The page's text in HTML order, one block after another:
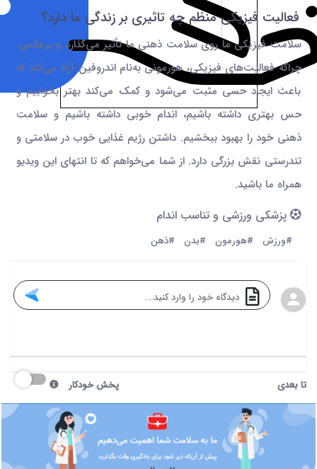
فعالیت فیزیکی منظم چه تاثیری بر زندگی ما دارد؟
سلامت فیزیکی‌ ما روی سلامت ذهنی‌ ما تأثیر می‌گذارد و برعکس.
چراکه فعالیت‌های فیزیکی، هورمونی به‌نام اندروفین‌ آزاد می‌کند که
باعث ایجاد حسی مثبت می‌شود و کمک می‌کند بهتر بخوابیم و
حس بهتری داشته باشیم، اندام خوبی داشته باشیم و سلامت
ذهنی خود را بهبود ببخشیم. داشتن رژیم غذایی خوب در سلامتی و
تندرستی نقش بزرگی دارد. از شما می‌خواهم که تا انتهای این ویدیو
همراه ما باشید.
پزشکی ورزشی و تناسب اندام
#ورزش #هورمون #بدن #ذهن
تا بعدی پخش خودکار